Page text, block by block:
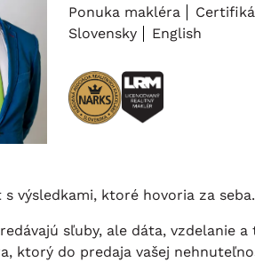
Ponuka makléra
Slovensky
English
výsledkami, ktoré hovoria za seba.
sľuby, ale dáta, vzdelanie a
ktorý do predaja vašej